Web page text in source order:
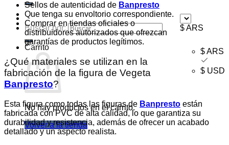
$ ARS
$ ARS
$ USD
Buscar por:
Carrito
No hay productos en el carrito.
Volver a la tienda
Sellos de autenticidad de Banpresto
Que tenga su envoltorio correspondiente.
Comprar en tiendas oficiales o
distribuidores autorizados que ofrezcan
garantías de productos legítimos.
¿Qué materiales se utilizan en la
fabricación de la figura de Vegeta
Banpresto?
Esta figura como todas las figuras de Banpresto están
fabricada con PVC de alta calidad, lo que garantiza su
durabilidad y resistencia, además de ofrecer un acabado
detallado y un aspecto realista.